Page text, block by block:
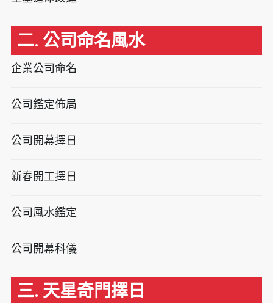
二. 公司命名風水
企業公司命名
公司鑑定佈局
公司開幕擇日
新春開工擇日
公司風水鑑定
公司開幕科儀
三. 天星奇門擇日